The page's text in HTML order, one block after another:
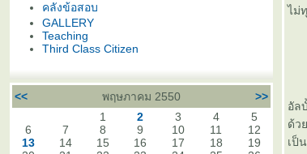
คลังข้อสอบ
GALLERY
Teaching
Third Class Citizen
<< พฤษภาคม 2550
>>
1
2 3 4
5
6
7 8 9 10 11
12
13
14 15 16 17 18
19
ไม่
อัล
ด้ว
เป็